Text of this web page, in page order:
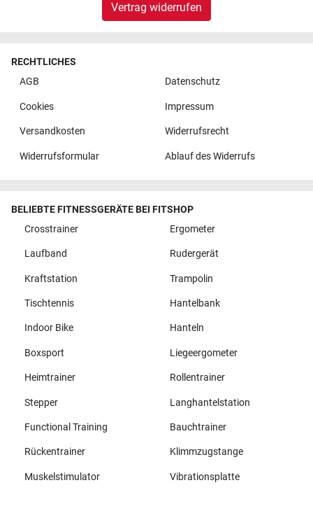
Vertrag widerrufen
RECHTLICHES
AGB
Datenschutz
Cookies Impressum
Versandkosten Widerrufsrecht
Widerrufsformular Ablauf des Widerrufs
BELIEBTE FITNESSGERÄTE BEI FITSHOP
Crosstrainer
Ergometer
Laufband Rudergerät
Kraftstation Trampolin
Tischtennis Hantelbank
Indoor Bike Hanteln
Boxsport Liegeergometer
Heimtrainer Rollentrainer
Stepper Langhantelstation
Functional Training Bauchtrainer
Rückentrainer Klimmzugstange
Muskelstimulator Vibrationsplatte